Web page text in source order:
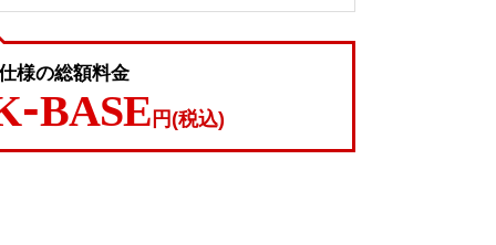
様の総額料金
BASE 円(税込)